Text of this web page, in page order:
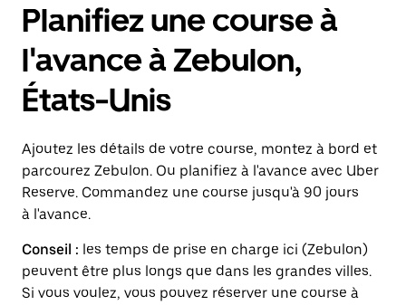
Planifiez une course à
l'avance à Zebulon,
États-Unis
Ajoutez les détails de votre course, montez à bord et
parcourez Zebulon. Ou planifiez à l'avance avec Uber
Reserve. Commandez une course jusqu'à 90 jours
à l'avance.
Conseil : les temps de prise en charge ici (Zebulon)
peuvent être plus longs que dans les grandes villes.
Si vous voulez, vous pouvez réserver une course à